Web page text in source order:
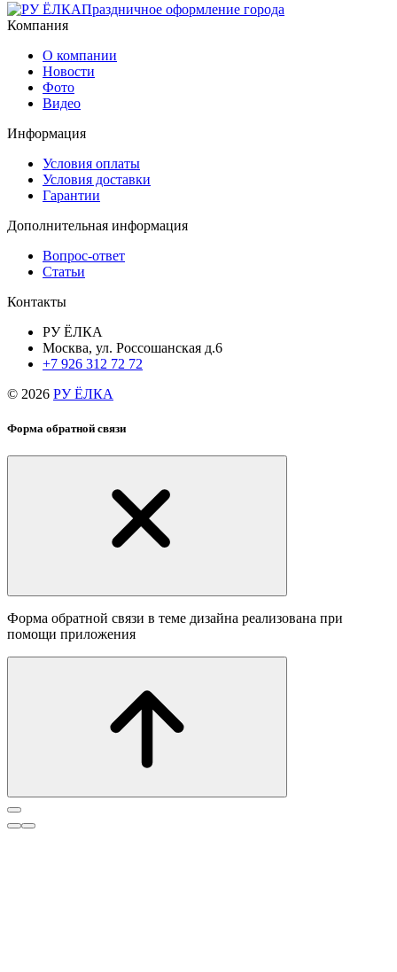
Праздничное оформление города
Компания
О компании
Новости
Фото
Видео
Информация
Условия оплаты
Условия доставки
Гарантии
Дополнительная информация
Вопрос-ответ
Статьи
Контакты
РУ ЁЛКА
Москва, ул. Россошанская д.6
+7 926 312 72 72
© 2026 РУ ЁЛКА
Форма обратной связи
Форма обратной связи в теме дизайна реализована при
помощи приложения